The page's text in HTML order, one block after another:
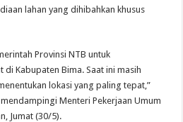
lahan yang dihibahkan khusus
Provinsi NTB untuk
di Kabupaten Bima. Saat ini masih
lokasi yang paling tepat,”
Menteri Pekerjaan Umum
Jumat (30/5).